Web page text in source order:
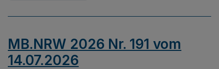
MB.NRW 2026 Nr. 191 vom
14.07.2026